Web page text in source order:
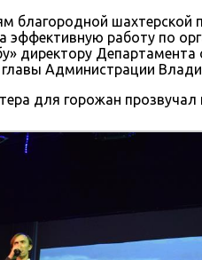
благородной
эффективную работу по
директору
Администрации
для горожан прозвучал